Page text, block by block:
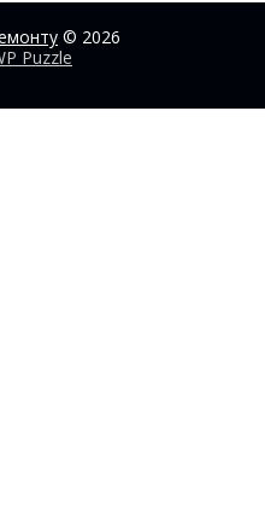
© 2026
Puzzle